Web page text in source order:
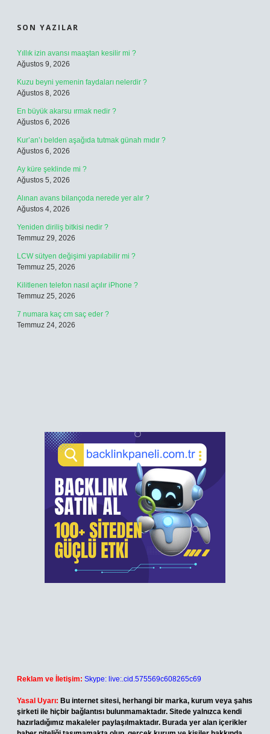
SON YAZILAR
Yıllık izin avansı maaştan kesilir mi ?
Ağustos 9, 2026
Kuzu beyni yemenin faydaları nelerdir ?
Ağustos 8, 2026
En büyük akarsu ırmak nedir ?
Ağustos 6, 2026
Kur’an’ı belden aşağıda tutmak günah mıdır ?
Ağustos 6, 2026
Ay küre şeklinde mi ?
Ağustos 5, 2026
Alınan avans bilançoda nerede yer alır ?
Ağustos 4, 2026
Yeniden diriliş bitkisi nedir ?
Temmuz 29, 2026
LCW sütyen değişimi yapılabilir mi ?
Temmuz 25, 2026
Kilitlenen telefon nasıl açılır iPhone ?
Temmuz 25, 2026
7 numara kaç cm saç eder ?
Temmuz 24, 2026
Reklam ve İletişim: Skype: live:.cid.575569c608265c69
Yasal Uyarı: Bu internet sitesi, herhangi bir marka, kurum veya şahıs
şirketi ile hiçbir bağlantısı bulunmamaktadır. Sitede yalnızca kendi
hazırladığımız makaleler paylaşılmaktadır. Burada yer alan içerikler